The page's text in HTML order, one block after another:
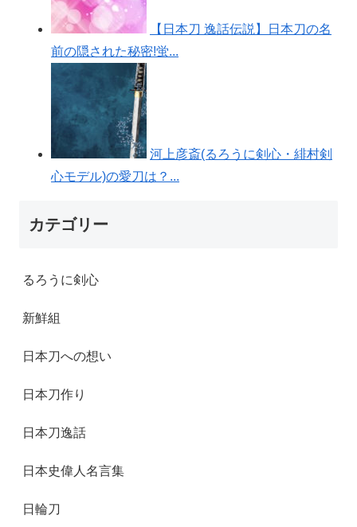
【日本刀 逸話伝説】日本刀の名
前の隠された秘密!蛍...
河上彦斎(るろうに剣心・緋村剣
心モデル)の愛刀は？...
カテゴリー
るろうに剣心
新鮮組
日本刀への想い
日本刀作り
日本刀逸話
日本史偉人名言集
日輪刀